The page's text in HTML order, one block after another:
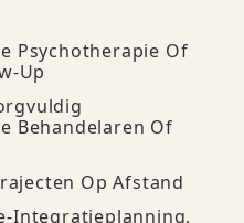
Psychotherapie Of
Up
Behandelaren Of
Op Afstand
Integratieplanning,